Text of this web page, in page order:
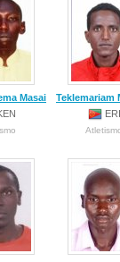
Masai
Teklemariam
ERI